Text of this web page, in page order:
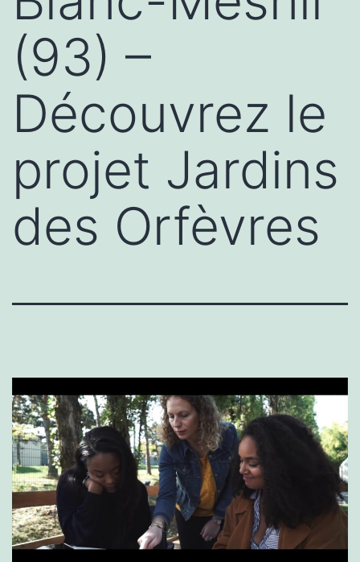
(93) –
Découvrez le
projet Jardins
des Orfèvres